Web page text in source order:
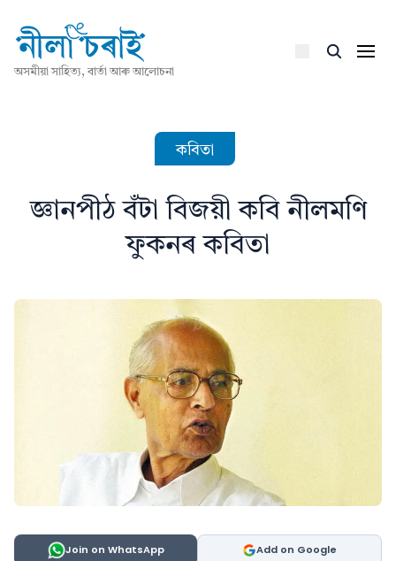
অসমীয়া সাহিত্য, বাৰ্তা আৰু আলোচনা
কবিতা
জ্ঞানপীঠ বঁটা বিজয়ী কবি নীলমণি
ফুকনৰ কবিতা
Join on WhatsApp Add on Google